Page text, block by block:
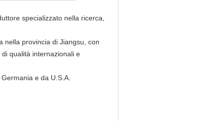
specializzato nella ricerca,
nella provincia di Jiangsu, con
qualità internazionali e
e da U.S.A.